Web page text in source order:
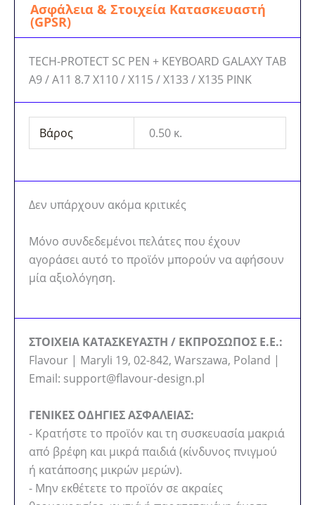
Ασφάλεια & Στοιχεία Κατασκευαστή
(GPSR)
TECH-PROTECT SC PEN + KEYBOARD GALAXY TAB
A9 / A11 8.7 X110 / X115 / X133 / X135 PINK
Βάρος 0.50 κ.
Δεν υπάρχουν ακόμα κριτικές
Μόνο συνδεδεμένοι πελάτες που έχουν
αγοράσει αυτό το προϊόν μπορούν να αφήσουν
μία αξιολόγηση.
ΣΤΟΙΧΕΙΑ ΚΑΤΑΣΚΕΥΑΣΤΗ / ΕΚΠΡΟΣΩΠΟΣ Ε.Ε.:
Flavour | Maryli 19, 02-842, Warszawa, Poland |
Email: support@flavour-design.pl
ΓΕΝΙΚΕΣ ΟΔΗΓΙΕΣ ΑΣΦΑΛΕΙΑΣ:
- Κρατήστε το προϊόν και τη συσκευασία μακριά
από βρέφη και μικρά παιδιά (κίνδυνος πνιγμού
ή κατάποσης μικρών μερών).
- Μην εκθέτετε το προϊόν σε ακραίες